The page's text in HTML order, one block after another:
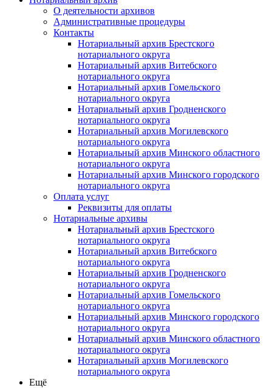
О деятельности архивов
Административные процедуры
Контакты
Нотариальный архив Брестского
нотариального округа
Нотариальный архив Витебского
нотариального округа
Нотариальный архив Гомельского
нотариального округа
Нотариальный архив Гродненского
нотариального округа
Нотариальный архив Могилевского
нотариального округа
Нотариальный архив Минского областного
нотариального округа
Нотариальный архив Минского городского
нотариального округа
Оплата услуг
Реквизиты для оплаты
Нотариальные архивы
Нотариальный архив Брестского
нотариального округа
Нотариальный архив Витебского
нотариального округа
Нотариальный архив Гродненского
нотариального округа
Нотариальный архив Гомельского
нотариального округа
Нотариальный архив Минского городского
нотариального округа
Нотариальный архив Минского областного
нотариального округа
Нотариальный архив Могилевского
нотариального округа
Ещё